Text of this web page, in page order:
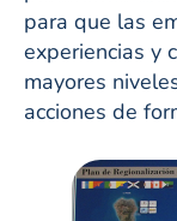
para que las
experiencias y
mayores
acciones de